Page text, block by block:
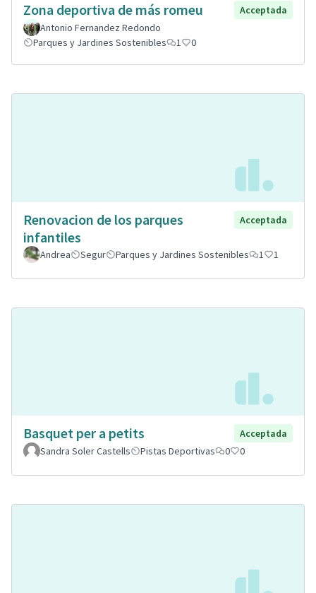
Zona deportiva de más romeu
Acceptada
Antonio Fernandez Redondo
Parques y Jardines Sostenibles
1 0
Renovacion de los parques
infantiles
Acceptada
Andrea Segur Parques y Jardines Sostenibles 1 1
Basquet per a petits
Acceptada
Sandra Soler Castells
Pistas Deportivas 0 0